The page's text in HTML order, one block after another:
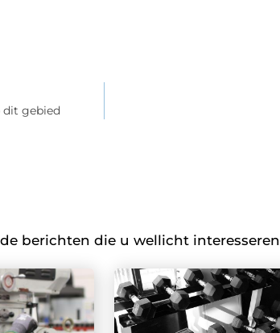
dit gebied
berichten die u wellicht interesseren